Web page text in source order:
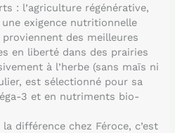
: l’agriculture régénérative,
exigence nutritionnelle
des meilleures
en liberté dans des prairies
à l’herbe (sans maïs ni
est sélectionné pour sa
3 et en nutriments bio-
différence chez Féroce, c’est